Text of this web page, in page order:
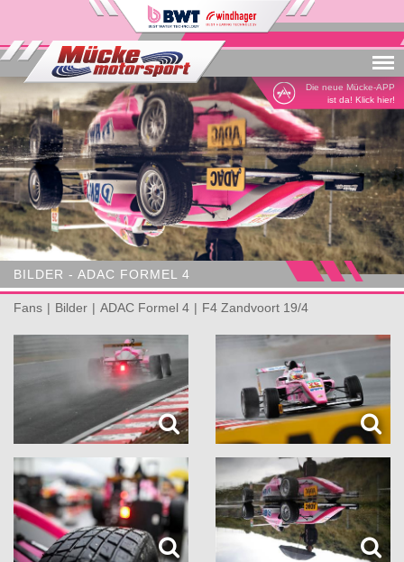
Die neue Mücke-APP
ist da! Klick hier!
BILDER - ADAC FORMEL 4
Fans Bilder ADAC Formel 4 F4 Zandvoort 19/4